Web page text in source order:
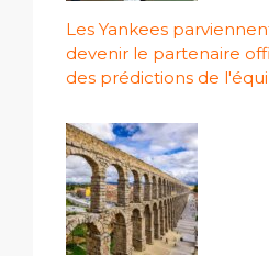
Les Yankees
devenir le partenaire
des prédictions de